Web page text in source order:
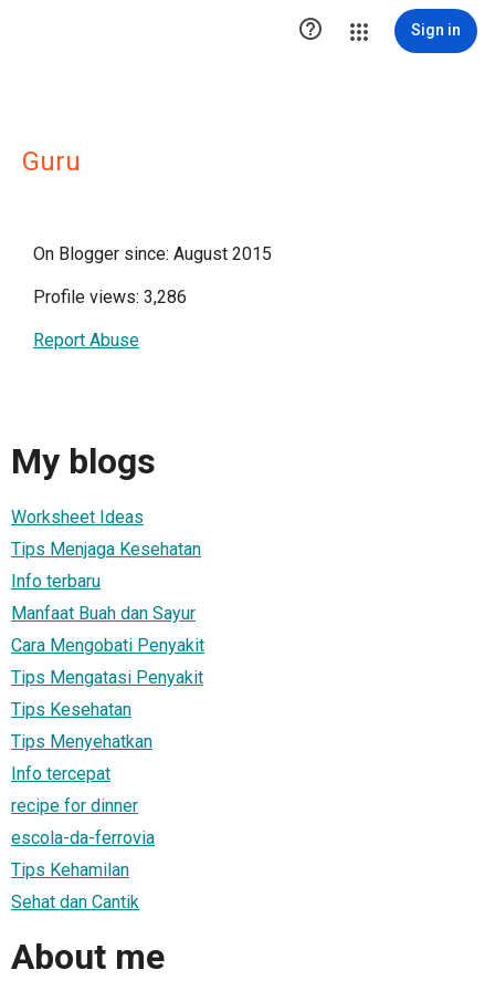
 Sign in
Guru
On Blogger since: August 2015
Profile views: 3,286
Report Abuse
My blogs
Worksheet Ideas
Tips Menjaga Kesehatan
Info terbaru
Manfaat Buah dan Sayur
Cara Mengobati Penyakit
Tips Mengatasi Penyakit
Tips Kesehatan
Tips Menyehatkan
Info tercepat
recipe for dinner
escola-da-ferrovia
Tips Kehamilan
Sehat dan Cantik
About me